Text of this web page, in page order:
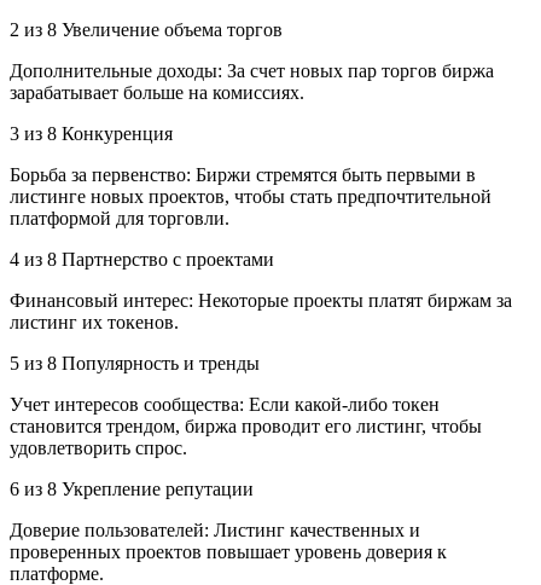
2 из 8 Увеличение объема торгов
Дополнительные доходы: За счет новых пар торгов биржа
зарабатывает больше на комиссиях.
3 из 8 Конкуренция
Борьба за первенство: Биржи стремятся быть первыми в
листинге новых проектов, чтобы стать предпочтительной
платформой для торговли.
4 из 8 Партнерство с проектами
Финансовый интерес: Некоторые проекты платят биржам за
листинг их токенов.
5 из 8 Популярность и тренды
Учет интересов сообщества: Если какой-либо токен
становится трендом, биржа проводит его листинг, чтобы
удовлетворить спрос.
6 из 8 Укрепление репутации
Доверие пользователей: Листинг качественных и
проверенных проектов повышает уровень доверия к
платформе.